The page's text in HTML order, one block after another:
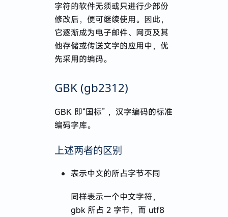
字符的软件无须或只进行少部份
修改后，便可继续使用。因此，
它逐渐成为电子邮件、网页及其
他存储或传送文字的应用中，优
先采用的编码。
GBK (gb2312)
GBK 即“国标” ，汉字编码的标准
编码字库。
上述两者的区别
表示中文的所占字节不同
同样表示一个中文字符，
gbk 所占 2 字节，而 utf8